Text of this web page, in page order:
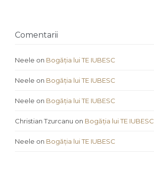
Comentarii
Neele on Bogăția lui TE IUBESC
Neele on Bogăția lui TE IUBESC
Neele on Bogăția lui TE IUBESC
Christian Tzurcanu on Bogăția lui TE IUBESC
Neele on Bogăția lui TE IUBESC